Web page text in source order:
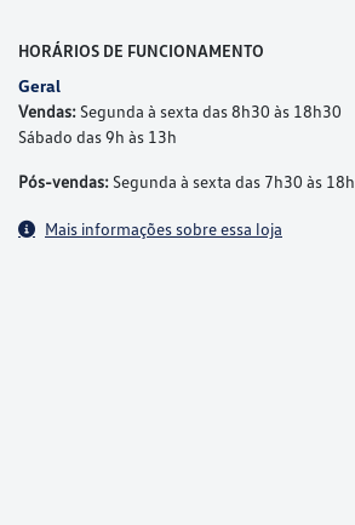
HORÁRIOS DE FUNCIONAMENTO
Geral
Vendas: Segunda à sexta das 8h30 às 18h30
Sábado das 9h às 13h
Pós-vendas: Segunda à sexta das 7h30 às 18h
Mais informações sobre essa loja